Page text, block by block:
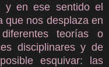
y en ese sentido el
que nos desplaza en
teorías o
disciplinares y de
esquivar: las